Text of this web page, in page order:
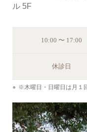
ル 5F
10:00 〜 17:00
休診日
※木曜日・日曜日は月１